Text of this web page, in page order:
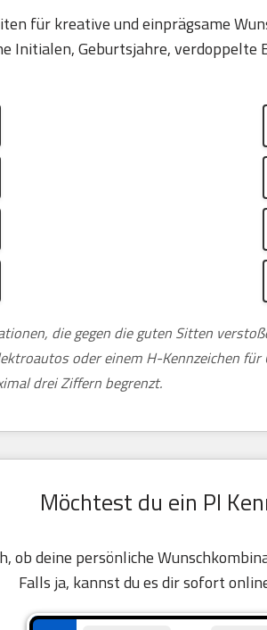
für kreative und einprägsame
Initialen, Geburtsjahre,
die gegen die guten Sitten
oder einem H-Kennzeichen
drei Ziffern begrenzt.
Möchtest du ein PI
ob deine persönliche
Falls ja, kannst du es dir sofort